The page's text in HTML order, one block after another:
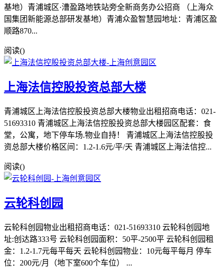
基地）青浦城区·漕盈路地铁站旁全新商务办公招商 （上海众
国集团新能源总部研发基地）青浦众盈智慧园地址：青浦区盈
顺路870...
阅读()
上海法信控股投资总部大楼
青浦城区上海法信控股投资总部大楼物业出租招商电话：021-
51693310 青浦城区上海法信控股投资总部大楼园区配套：食
堂，公寓，地下停车场.物业自持！ 青浦城区上海法信控股投
资总部大楼价格区间：1.2-1.6元/平/天 青浦城区上海法信控...
阅读()
云轮科创园
云轮科创园物业出租招商电话：021-51693310 云轮科创园地
址:创达路333号 云轮科创园面积：50平-2500平 云轮科创园租
金：1.2-1.7元每平每天 云轮科创园物业：10元每平每月 停车
位：200元/月（地下室600个车位） ...